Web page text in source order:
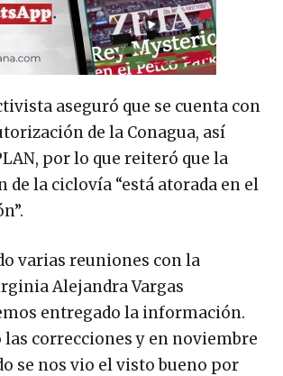
aseguró que se cuenta con
de la Conagua, así
por lo que reiteró que la
la ciclovía “está atorada en el
varias reuniones con la
Alejandra Vargas
entregado la información.
las correcciones y en noviembre
se nos vio el visto bueno por